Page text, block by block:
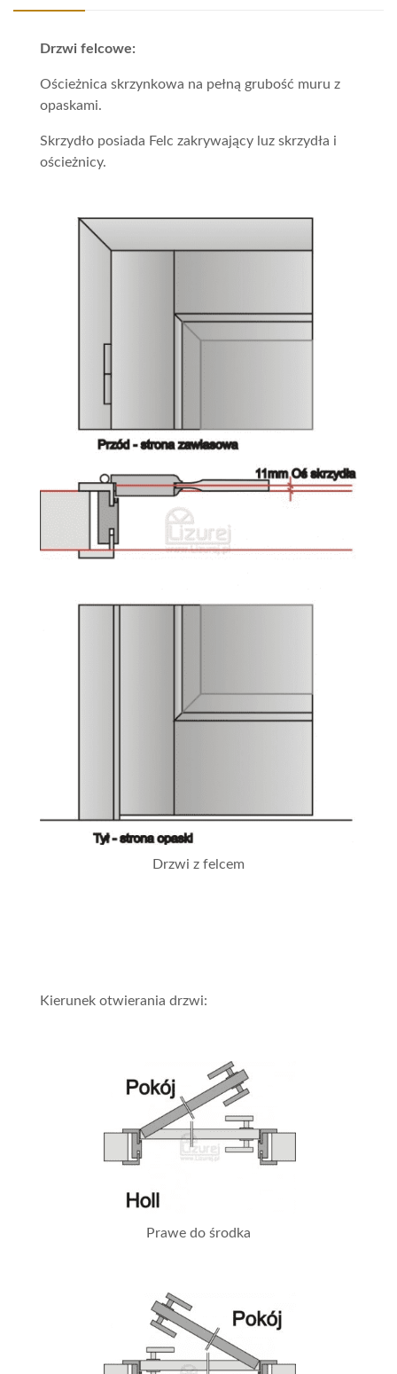
Drzwi felcowe:
Ościeżnica skrzynkowa na pełną grubość muru z
opaskami.
Skrzydło posiada Felc zakrywający luz skrzydła i
ościeżnicy.
Drzwi z felcem
Kierunek otwierania drzwi:
Prawe do środka